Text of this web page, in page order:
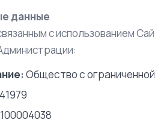
данные
с использованием
Общество с